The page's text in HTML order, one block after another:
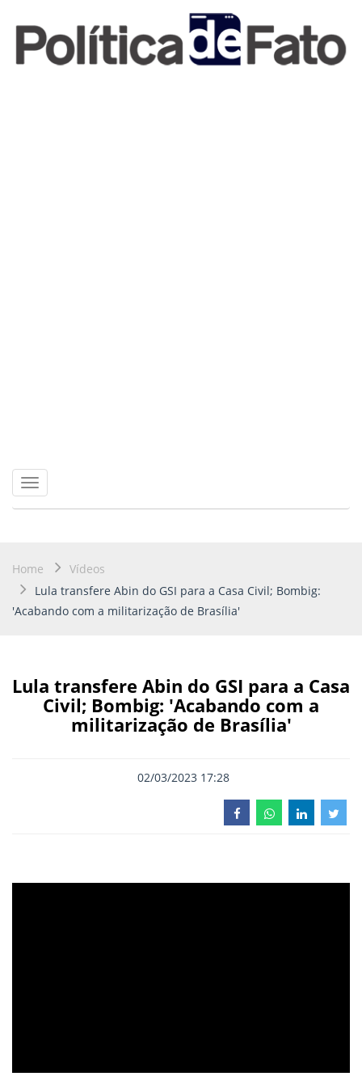
Toggle
navigation
Home
Vídeos
Lula transfere Abin do GSI para a Casa Civil; Bombig:
'Acabando com a militarização de Brasília'
Lula transfere Abin do GSI para a Casa
Civil; Bombig: 'Acabando com a
militarização de Brasília'
02/03/2023 17:28